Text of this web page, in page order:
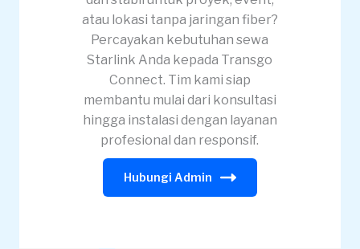
atau lokasi tanpa jaringan fiber?
Percayakan kebutuhan sewa
Starlink Anda kepada Transgo
Connect. Tim kami siap
membantu mulai dari konsultasi
hingga instalasi dengan layanan
profesional dan responsif.
Hubungi Admin